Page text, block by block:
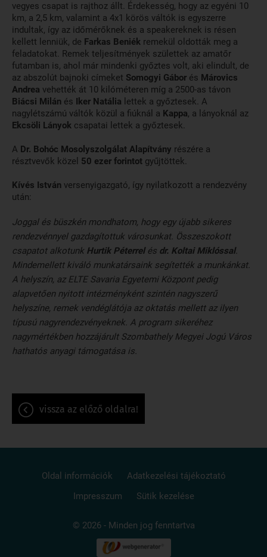
vegyes csapat is rajthoz állt. Érdekesség, hogy az egyéni 10
km, a 2,5 km, valamint a 4x1 körös váltók is egyszerre
indultak, így az időmérőknek és a speakereknek is résen
kellett lenniük, de Farkas Beniék remekül oldották meg a
feladatokat. Remek teljesítmények születtek az amatőr
futamban is, ahol már mindenki győztes volt, aki elindult, de
az abszolút bajnoki címeket Somogyi Gábor és Márovics
Andrea vehették át 10 kilóméteren míg a 2500-as távon
Biácsi Milán és Iker Natália lettek a győztesek. A
nagylétszámú váltók közül a fiúknál a Kappa, a lányoknál az
Ekcsöli Lányok csapatai lettek a győztesek.
A Dr. Bohóc Mosolyszolgálat Alapítvány részére a
résztvevők közel 50 ezer forintot gyűjtöttek.
Kívés István versenyigazgató, így nyilatkozott a rendezvény
után:
Joggal és büszkén mondhatom, hogy egy újabb sikeres
rendezvénnyel gazdagítottuk városunkat. Összeszokott
csapatot alkotunk Hurtik Péterrelés dr. Koltai Miklóssal.
Mindemellett kiváló munkatársaink segítették a munkánkat.
A helyszín, az ELTE Savaria Egyetemi Központ pedig
alapvetően nyitott intézményként szintén nagyszerű
helyszíne, remek vendéglátója az oktatás mellett az ilyen
típusú nagyrendezvényeknek. A program sikeréhez
nagymértékben hozzájárult Szombathely Megyei Jogú Város
hathatós anyagi támogatása is.
vissza az előző oldalra!
© 2026 - Minden jog fenntartva
Oldal információk
Adatkezelési tájékoztató
Impresszum
Sütik kezelése